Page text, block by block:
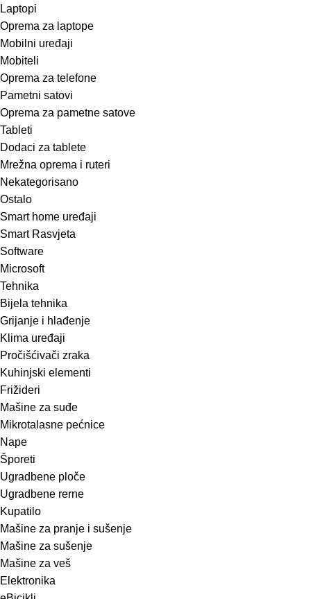
Laptopi
Oprema za laptope
Mobilni uređaji
Mobiteli
Oprema za telefone
Pametni satovi
Oprema za pametne satove
Tableti
Dodaci za tablete
Mrežna oprema i ruteri
Nekategorisano
Ostalo
Smart home uređaji
Smart Rasvjeta
Software
Microsoft
Tehnika
Bijela tehnika
Grijanje i hlađenje
Klima uređaji
Pročišćivači zraka
Kuhinjski elementi
Frižideri
Mašine za suđe
Mikrotalasne pećnice
Nape
Šporeti
Ugradbene ploče
Ugradbene rerne
Kupatilo
Mašine za pranje i sušenje
Mašine za sušenje
Mašine za veš
Elektronika